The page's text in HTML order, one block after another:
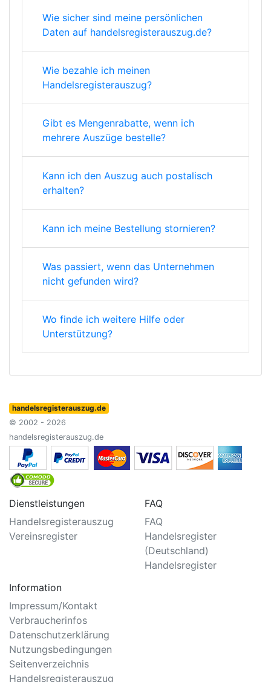
Wie sicher sind meine persönlichen
Daten auf handelsregisterauszug.de?
Wie bezahle ich meinen
Handelsregisterauszug?
Gibt es Mengenrabatte, wenn ich
mehrere Auszüge bestelle?
Kann ich den Auszug auch postalisch
erhalten?
Kann ich meine Bestellung stornieren?
Was passiert, wenn das Unternehmen
nicht gefunden wird?
Wo finde ich weitere Hilfe oder
Unterstützung?
handelsregisterauszug.de
© 2002 - 2026
handelsregisterauszug.de
Dienstleistungen
Handelsregisterauszug
Vereinsregister
FAQ
FAQ
Handelsregister
(Deutschland)
Handelsregister
Information
Impressum/Kontakt
Verbraucherinfos
Datenschutzerklärung
Nutzungsbedingungen
Seitenverzeichnis
Handelsregisterauszug